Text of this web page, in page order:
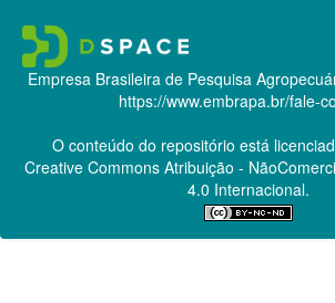
Empresa Brasileira de Pesquisa
https://www.embrapa.br/fale-
O conteúdo do repositório está
Creative CommonsAtribuição -
4.0 Internacional.